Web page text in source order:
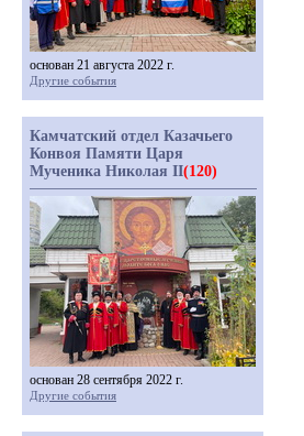
основан 21 августа 2022 г.
Другие события
Камчатский отдел Казачьего
Конвоя Памяти Царя
Мученика Николая II(120)
основан 28 сентября 2022 г.
Другие события